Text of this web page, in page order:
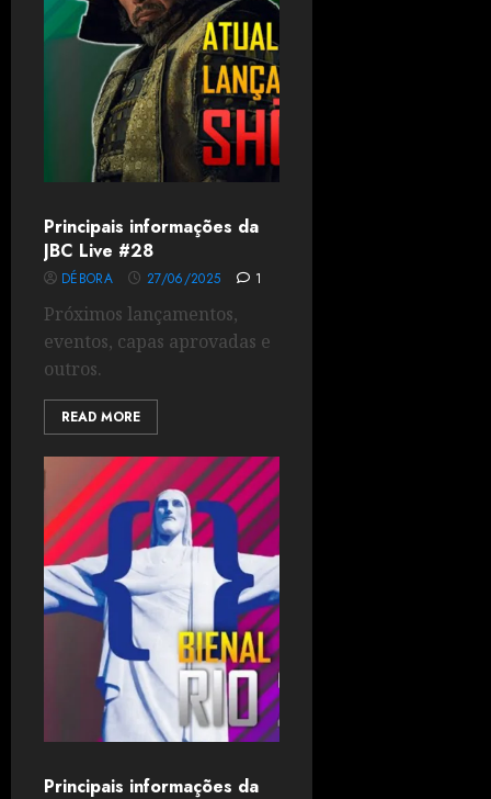
Principais informações da
JBC Live #28
DÉBORA 27/06/2025 1
Próximos lançamentos,
eventos, capas aprovadas e
outros.
READ MORE
Principais informações da